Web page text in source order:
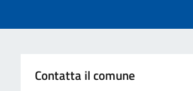
Contatta il comune